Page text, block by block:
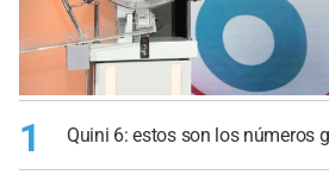
1 Quini 6: estos son los números